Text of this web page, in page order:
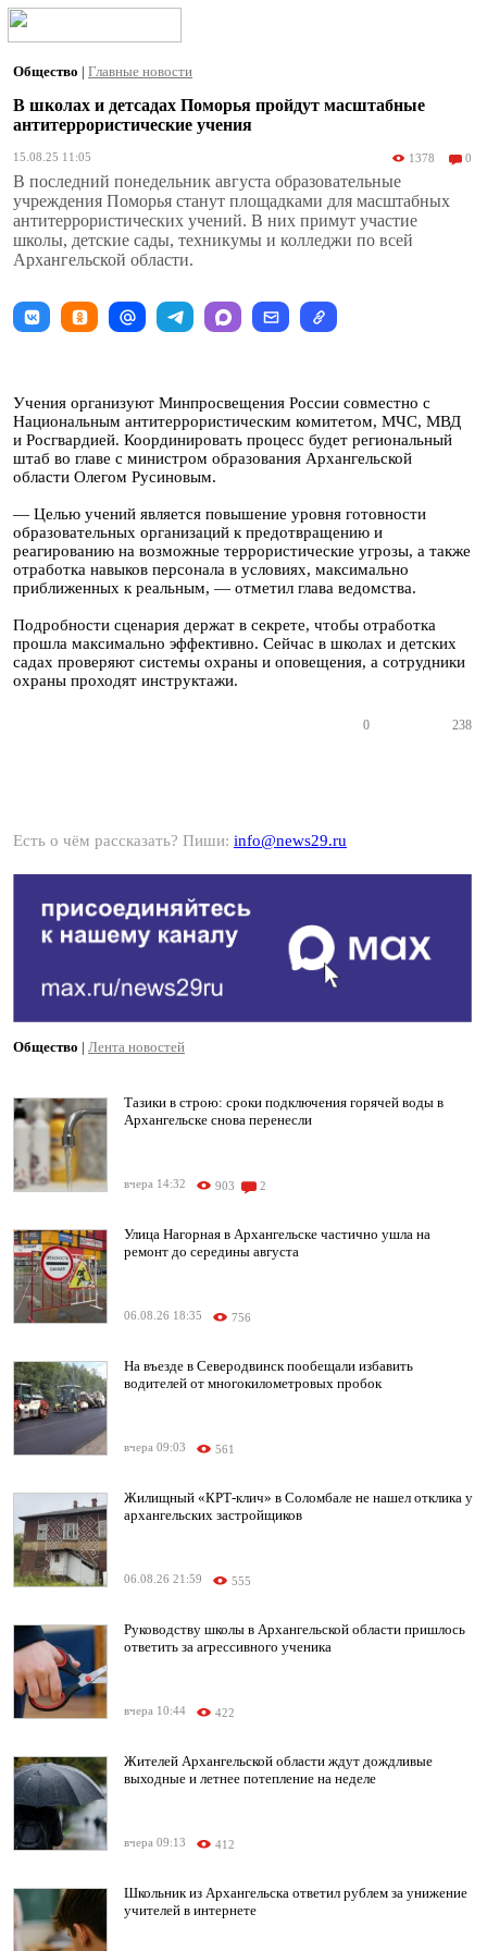
Общество | Главные новости
В школах и детсадах Поморья пройдут масштабные
антитеррористические учения
15.08.25 11:05 1378 0
В последний понедельник августа образовательные
учреждения Поморья станут площадками для масштабных
антитеррористических учений. В них примут участие
школы, детские сады, техникумы и колледжи по всей
Архангельской области.
Учения организуют Минпросвещения России совместно с
Национальным антитеррористическим комитетом, МЧС, МВД
и Росгвардией. Координировать процесс будет региональный
штаб во главе с министром образования Архангельской
области Олегом Русиновым.
— Целью учений является повышение уровня готовности
образовательных организаций к предотвращению и
реагированию на возможные террористические угрозы, а также
отработка навыков персонала в условиях, максимально
приближенных к реальным, — отметил глава ведомства.
Подробности сценария держат в секрете, чтобы отработка
прошла максимально эффективно. Сейчас в школах и детских
садах проверяют системы охраны и оповещения, а сотрудники
охраны проходят инструктажи.
0 238
Есть о чём рассказать? Пиши: info@news29.ru
Общество | Лента новостей
Тазики в строю: сроки подключения горячей воды в
Архангельске снова перенесли
вчера 14:32 903 2
Улица Нагорная в Архангельске частично ушла на
ремонт до середины августа
06.08.26 18:35 756
На въезде в Северодвинск пообещали избавить
водителей от многокилометровых пробок
вчера 09:03 561
Жилищный «КРТ-клич» в Соломбале не нашел отклика у
архангельских застройщиков
06.08.26 21:59 555
Руководству школы в Архангельской области пришлось
ответить за агрессивного ученика
вчера 10:44 422
Жителей Архангельской области ждут дождливые
выходные и летнее потепление на неделе
вчера 09:13 412
Школьник из Архангельска ответил рублем за унижение
учителей в интернете